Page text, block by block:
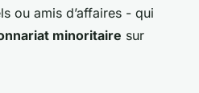
ou amis d’affaires - qui
minoritaire sur